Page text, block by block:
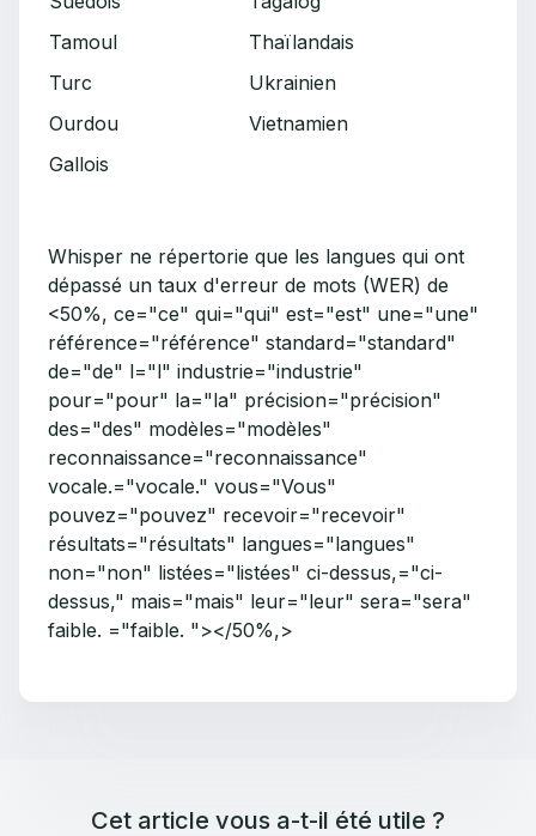
Tamoul
Thaïlandais
Turc
Ukrainien
Ourdou
Vietnamien
Gallois
Whisper ne répertorie que les langues qui ont
dépassé un taux d'erreur de mots (WER) de
<50%, ce="ce" qui="qui" est="est" une="une"
référence="référence" standard="standard"
de="de" l="l" industrie="industrie"
pour="pour" la="la" précision="précision"
des="des" modèles="modèles"
reconnaissance="reconnaissance"
vocale.="vocale." vous="Vous"
pouvez="pouvez" recevoir="recevoir"
résultats="résultats" langues="langues"
non="non" listées="listées" ci-dessus,="ci-
dessus," mais="mais" leur="leur" sera="sera"
faible. ="faible. "></50%,>
Cet article vous a-t-il été utile ?